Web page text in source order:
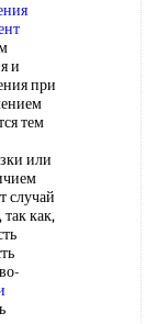
и
при
тем
или
случай
как,